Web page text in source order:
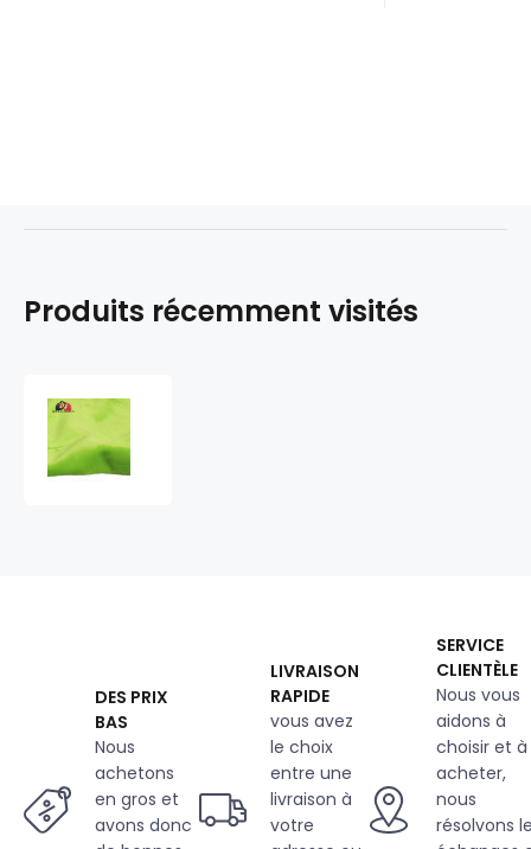
Produits récemment visités
DES PRIX
BAS
Nous
achetons
en gros et
avons donc
LIVRAISON
RAPIDE
vous avez
le choix
entre une
livraison à
votre
SERVICE
CLIENTÈLE
Nous vous
aidons à
choisir et à
acheter,
nous
résolvons